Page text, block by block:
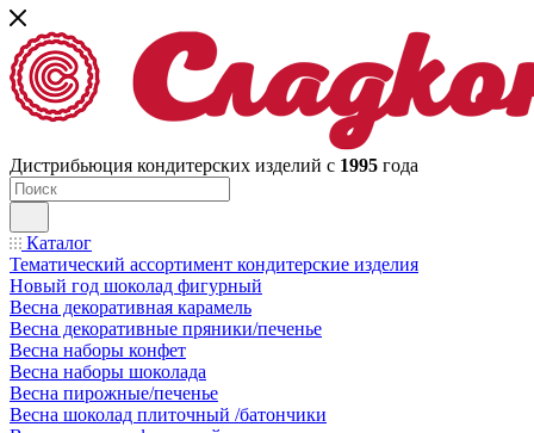
Дистрибьюция кондитерских изделий с 1995 года
Каталог
Тематический ассортимент кондитерские изделия
Новый год шоколад фигурный
Весна декоративная карамель
Весна декоративные пряники/печенье
Весна наборы конфет
Весна наборы шоколада
Весна пирожные/печенье
Весна шоколад плиточный /батончики